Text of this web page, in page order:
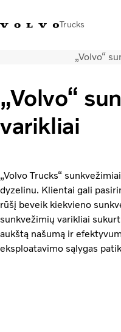
Trucks
Volvo Trucks
Transporto sprendimai
Sunkvežimiai
Paslaugos
Naujienos
Apie mus
„Volvo“
„Volvo“
varikliai
„Volvo Trucks“
dyzelinu. Klientai gali
rūšį beveik kiekvieno
sunkvežimių varikliai
aukštą našumą ir
eksploatavimo sąlygas